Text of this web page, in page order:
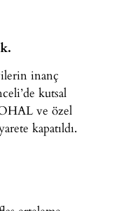
inanç
kutsal
ve özel
kapatıldı.